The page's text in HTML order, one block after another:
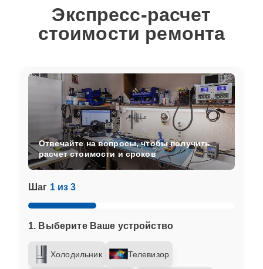
Экспресс-расчет
стоимости ремонта
Шаг 1 из 3
1. Выберите Ваше устройство
Холодильник Телевизор
Отвечайте на вопросы, чтобы получить
расчет стоимости и сроков